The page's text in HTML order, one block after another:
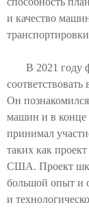
и качество
В 2021 году
Он
машин и в конце
принимал
таких как
США. Проект
большой опыт и
и